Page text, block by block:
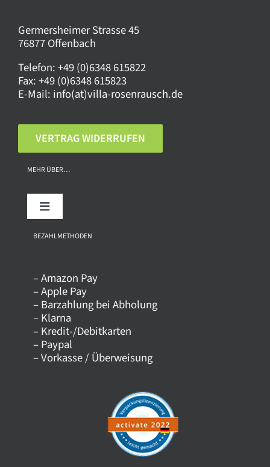
Germersheimer Strasse 45
76877 Offenbach
Telefon:+49 (0)6348 615822
Fax:+49 (0)6348 615823
E-Mail: info(at)villa-rosenrausch.de
VERTRAG WIDERRUFEN
MEHR ÜBER…
Toggle
Über uns
Kontakt
Versandkosten
Datenschutz
BEZAHLMETHODEN
– Amazon Pay
– Apple Pay
– Barzahlung bei Abholung
– Klarna
– Kredit-/Debitkarten
– Paypal
– Vorkasse / Überweisung